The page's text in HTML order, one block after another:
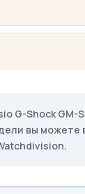
G-Shock GM-
вы можете